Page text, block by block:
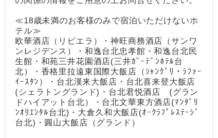
≪18歳未満のお客様のみで宿泊いただけないホ
テル≫
欧華酒店（リビエラ）・神旺商務酒店（サンワ
ンレジデンス）・和逸台北忠孝館・和逸台北民
生館・和苑三井花園酒店(三井ｶﾞｰﾃﾞﾝﾎﾃﾙ台
北）・香格里拉遠東国際大飯店（ｼｬﾝｸﾞﾘ・ﾗﾌｧｰ
ｲｰｽﾀﾝ）・台北漢来大飯店・台北喜来登大飯店
(シェラトングランド)・台北君悦酒店 (グラン
ドハイアット台北）・台北文華東方酒店(ﾏﾝﾀﾞﾘ
ﾝｵﾘｴﾝﾀﾙ台北)・大倉久和大飯店(ｵｰｸﾗﾌﾟﾚｽﾃｰｼﾞ
台北)・圓山大飯店（グランド）